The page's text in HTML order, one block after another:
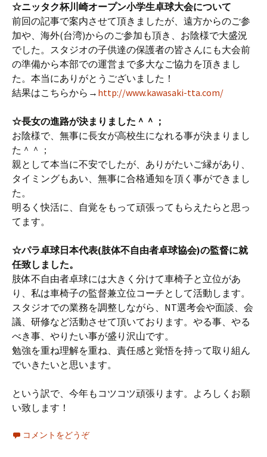
☆ニッタク杯川崎オープン小学生卓球大会について
前回の記事で案内させて頂きましたが、遠方からのご参
加や、海外(台湾)からのご参加も頂き、お陰様で大盛況
でした。スタジオの子供達の保護者の皆さんにも大会前
の準備から本部での運営まで多大なご協力を頂きまし
た。本当にありがとうございました！
結果はこちらから→ http://www.kawasaki-tta.com/
☆長女の進路が決まりました＾＾；
お陰様で、無事に長女が高校生になれる事が決まりまし
た＾＾；
親として本当に不安でしたが、ありがたいご縁があり、
タイミングもあい、無事に合格通知を頂く事ができまし
た。
明るく快活に、自覚をもって頑張ってもらえたらと思っ
てます。
☆パラ卓球日本代表(肢体不自由者卓球協会)の監督に就
任致しました。
肢体不自由者卓球には大きく分けて車椅子と立位があ
り、私は車椅子の監督兼立位コーチとして活動します。
スタジオでの業務を調整しながら、NT選考会や面談、会
議、研修など活動させて頂いております。やる事、やる
べき事、やりたい事が盛り沢山です。
勉強を重ね理解を重ね、責任感と覚悟を持って取り組ん
でいきたいと思います。
という訳で、今年もコツコツ頑張ります。よろしくお願
い致します！
コメントをどうぞ